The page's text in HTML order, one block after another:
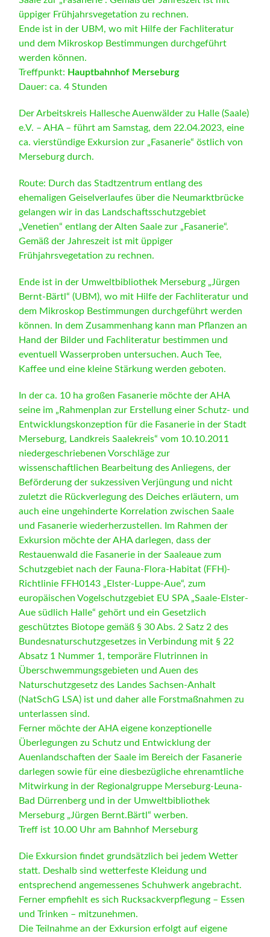
üppiger Frühjahrsvegetation zu rechnen.
Ende ist in der UBM, wo mit Hilfe der Fachliteratur
und dem Mikro­skop Bestimmungen durchgeführt
werden können.
Treffpunkt: Hauptbahnhof Merseburg
Dauer: ca. 4 Stunden
Der Arbeitskreis Hallesche Auenwälder zu Halle (Saale)
e.V. – AHA – führt am Samstag, dem 22.04.2023, eine
ca. vierstündige Exkursion zur „Fasanerie“ östlich von
Merseburg durch.
Route: Durch das Stadtzentrum entlang des
ehemaligen Geiselverlaufes über die Neumarktbrücke
gelangen wir in das Landschaftsschutzgebiet
„Venetien“ entlang der Alten Saale zur „Fasanerie“.
Gemäß der Jahreszeit ist mit üppiger
Frühjahrsvegetation zu rechnen.
Ende ist in der Umweltbibliothek Merseburg „Jürgen
Bernt-Bärtl“ (UBM), wo mit Hilfe der Fachliteratur und
dem Mikroskop Bestimmungen durchgeführt werden
können. In dem Zusammenhang kann man Pflanzen an
Hand der Bilder und Fachliteratur bestimmen und
eventuell Wasserproben untersuchen. Auch Tee,
Kaffee und eine kleine Stärkung werden geboten.
In der ca. 10 ha großen Fasanerie möchte der AHA
seine im „Rahmenplan zur Erstellung einer Schutz- und
Entwicklungskonzeption für die Fasanerie in der Stadt
Merseburg, Landkreis Saalekreis“ vom 10.10.2011
niedergeschriebenen Vorschläge zur
wissenschaftlichen Bearbeitung des Anliegens, der
Beförderung der sukzessiven Verjüngung und nicht
zuletzt die Rückverlegung des Deiches erläutern, um
auch eine ungehinderte Korrelation zwischen Saale
und Fasanerie wiederherzustellen. Im Rahmen der
Exkursion möchte der AHA darlegen, dass der
Restauenwald die Fasanerie in der Saaleaue zum
Schutzgebiet nach der Fauna-Flora-Habitat (FFH)-
Richtlinie FFH0143 „Elster-Luppe-Aue“, zum
europäischen Vogelschutzgebiet EU SPA „Saale-Elster-
Aue südlich Halle“ gehört und ein Gesetzlich
geschütztes Biotope gemäß § 30 Abs. 2 Satz 2 des
Bundesnaturschutzgesetzes in Verbindung mit § 22
Absatz 1 Nummer 1, temporäre Flutrinnen in
Überschwemmungsgebieten und Auen des
Naturschutzgesetz des Landes Sachsen-Anhalt
(NatSchG LSA) ist und daher alle Forstmaßnahmen zu
unterlassen sind.
Ferner möchte der AHA eigene konzeptionelle
Überlegungen zu Schutz und Entwicklung der
Auenlandschaften der Saale im Bereich der Fasanerie
darlegen sowie für eine diesbezügliche ehrenamtliche
Mitwirkung in der Regionalgruppe Merseburg-Leuna-
Bad Dürrenberg und in der Umweltbibliothek
Merseburg „Jürgen Bernt.Bärtl“ werben.
Treff ist 10.00 Uhr am Bahnhof Merseburg
Die Exkursion findet grundsätzlich bei jedem Wetter
statt. Deshalb sind wetterfeste Kleidung und
entsprechend angemessenes Schuhwerk angebracht.
Ferner empfiehlt es sich Rucksackverpflegung – Essen
und Trinken – mitzunehmen.
Die Teilnahme an der Exkursion erfolgt auf eigene